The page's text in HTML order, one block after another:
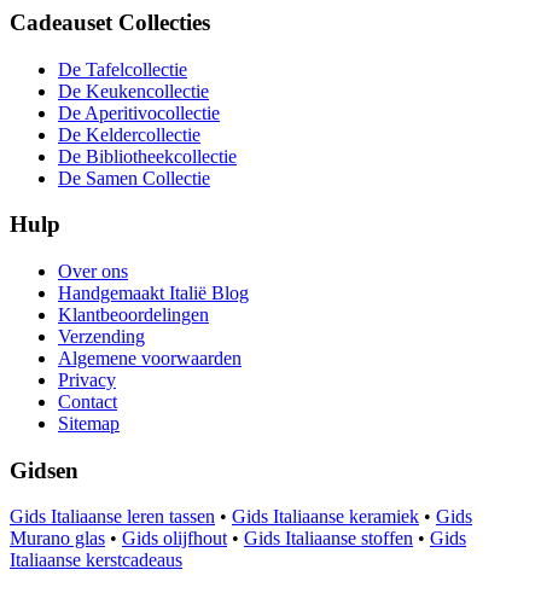
Cadeauset Collecties
De Tafelcollectie
De Keukencollectie
De Aperitivocollectie
De Keldercollectie
De Bibliotheekcollectie
De Samen Collectie
Hulp
Over ons
Handgemaakt Italië Blog
Klantbeoordelingen
Verzending
Algemene voorwaarden
Privacy
Contact
Sitemap
Gidsen
Gids Italiaanse leren tassen • Gids Italiaanse keramiek • Gids
Murano glas • Gids olijfhout • Gids Italiaanse stoffen • Gids
Italiaanse kerstcadeaus